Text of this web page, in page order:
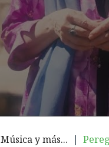
Música y más... |